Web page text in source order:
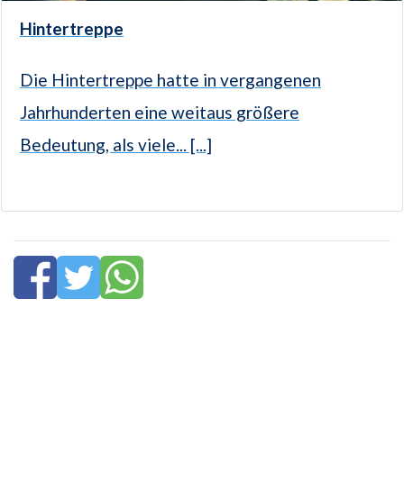
Hintertreppe
Die Hintertreppe hatte in vergangenen
Jahrhunderten eine weitaus größere
Bedeutung, als viele... [...]